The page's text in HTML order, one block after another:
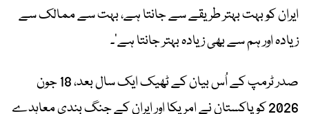
ایران کو بہت بہتر طریقے سے جانتا ہے، بہت سے ممالک سے
زیادہ اور ہم سے بھی زیادہ بہتر جانتا ہے‘۔
صدر ٹرمپ کے اُس بیان کے ٹھیک ایک سال بعد، 18 جون
2026 کو پاکستان نے امریکا اور ایران کے جنگ بندی معاہدے